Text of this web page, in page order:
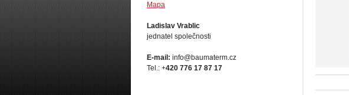
Mapa
Ladislav Vrablic
jednatel společnosti
E-mail: info@baumaterm.cz
Tel.: +420 776 17 87 17